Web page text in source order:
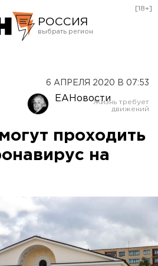
РОССИЯ
Оренбург
[18+]
6 АПРЕЛЯ 2020 В 07:53
ЕАНовости
проходить
на